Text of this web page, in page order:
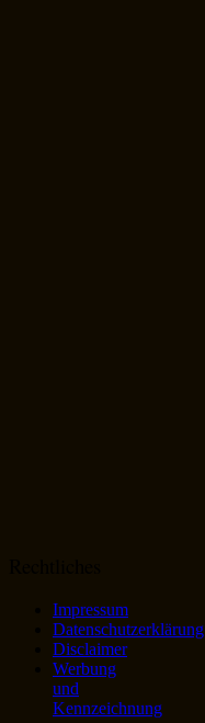
Impressum
Datenschutzerklärung
Disclaimer
Werbung
und
Kennzeichnung